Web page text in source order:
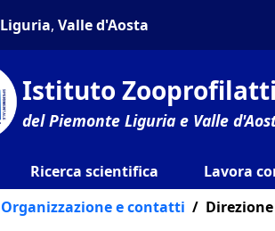
Liguria, Valle d'Aosta
Istituto
del Piemonte Liguria e Valle
Ricerca scientifica Lavora
Organizzazione e contatti Direzione